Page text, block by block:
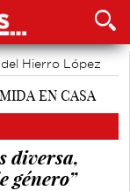
del Hierro López
diversa,
género”